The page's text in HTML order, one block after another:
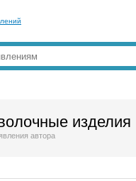
изделия
автора